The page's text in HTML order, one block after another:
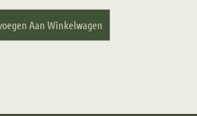
Aan Winkelwagen